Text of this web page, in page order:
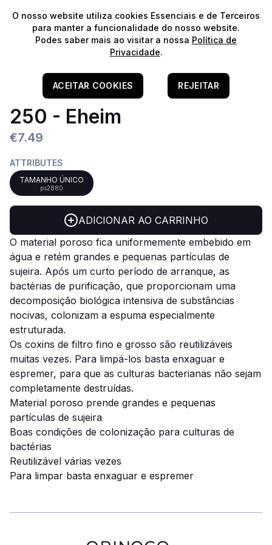
⭐️ Envios Gratuitos para encomendas acima de 60€!*⭐️
Filtragem/Matérias Filtrantes Esponjas
Pad Filtrante P/ Classic
250 - Eheim
€7.49
ATTRIBUTES
TAMANHO ÚNICO
ps2880
ADICIONAR AO CARRINHO
O material poroso fica uniformemente embebido em
água e retém grandes e pequenas partículas de
sujeira. Após um curto período de arranque, as
bactérias de purificação, que proporcionam uma
decomposição biológica intensiva de substâncias
nocivas, colonizam a espuma especialmente
estruturada.
Os coxins de filtro fino e grosso são reutilizáveis ​​
muitas vezes. Para limpá-los basta enxaguar e
espremer, para que as culturas bacterianas não sejam
completamente destruídas.
Material poroso prende grandes e pequenas
partículas de sujeira
Boas condições de colonização para culturas de
bactérias
Reutilizável várias vezes
Para limpar basta enxaguar e espremer
O nosso website utiliza cookies Essenciais e de Terceiros
para manter a funcionalidade do nosso website.
Podes saber mais ao visitar a nossa Política de
Privacidade.
ACEITAR COOKIES REJEITAR